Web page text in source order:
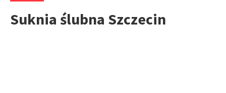
Suknia ślubna Szczecin